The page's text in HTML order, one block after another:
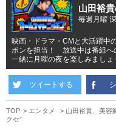
山田裕
毎週月曜
映画・ドラマ・CMと大活躍中
ポンを担当！ 放送中は番組へ
一緒に月曜の夜を楽しみましょ
ツイートする
TOP エンタメ
山田裕貴、美容
クセ”